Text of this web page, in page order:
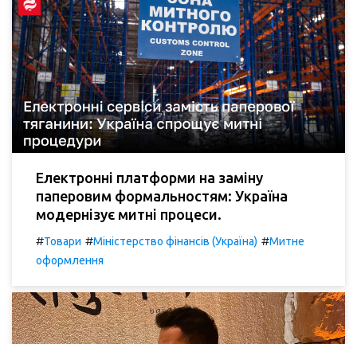
Електронні платформи на заміну
паперовим формальностям: Україна
модернізує митні процеси.
#Товари #Міністерство фінансів (Україна) #Митне
оформлення